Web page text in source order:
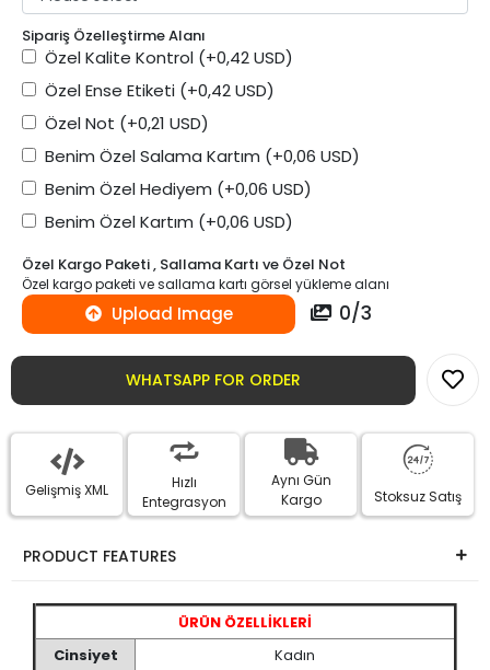
Sipariş Özelleştirme Alanı
Özel Kalite Kontrol (+0,42 USD)
Özel Ense Etiketi (+0,42 USD)
Özel Not (+0,21 USD)
Benim Özel Salama Kartım (+0,06 USD)
Benim Özel Hediyem (+0,06 USD)
Benim Özel Kartım (+0,06 USD)
Özel Kargo Paketi , Sallama Kartı ve Özel Not
Özel kargo paketi ve sallama kartı görsel yükleme alanı
Upload Image 0/3
WHATSAPP FOR ORDER
Gelişmiş XML
Hızlı
Entegrasyon
Aynı Gün
Kargo
Stoksuz Satış
PRODUCT FEATURES
ÜRÜN ÖZELLİKLERİ
Cinsiyet
Kadın